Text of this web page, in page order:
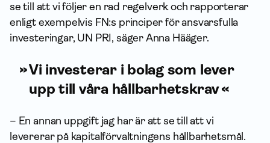
se till att vi följer en rad regelverk och rapporterar
enligt exempelvis FN:s principer för ansvarsfulla
investeringar, UN PRI, säger Anna Hääger.
Vi investerar i bolag som lever
upp till våra hållbarhetskrav
– En annan uppgift jag har är att se till att vi
levererar på kapital­förvaltningens hållbarhetsmål.